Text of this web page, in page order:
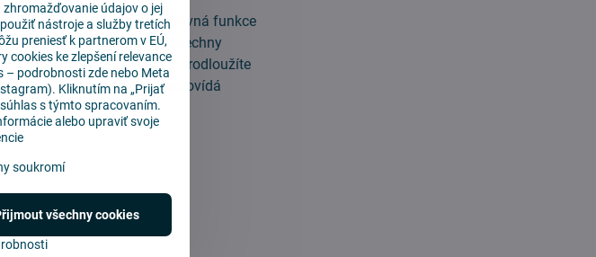
Dyson V10. Jeho správná funkce
a efektivně zachycuje všechny
s výkonem vysavače a prodloužíte
výrobcem a odpovídá
údajov o jej
nástroje a služby tretích
preniesť k partnerom v EÚ,
cookies ke zlepšení relevance
– podrobnosti zdenebo Meta
Kliknutím na „Prijať
s týmto spracovaním.
alebo upraviť svoje
soukromí
všechny cookies